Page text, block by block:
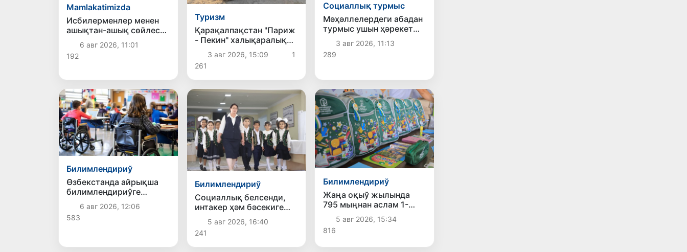
Mamlakatimizda
Исбилерменлер менен
ашықтан-ашық сөйлесиў
өткерилди
6 авг 2026, 11:01
192
Туризм
Қарақалпақстан "Париж
- Пекин" халықаралық
авторалли
қатнасыўшыларын
қабыллады
3 авг 2026, 15:09
1
261
Социаллық турмыс
Мәҳәллелердеги абадан
турмыс ушын ҳәрекет
даўам етпекте
3 авг 2026, 11:13
289
Билимлендириў
Өзбекстанда айрықша
билимлендириўге
мүтәжлиги болған
балалар ушын инклюзив
билимлендириў
6 авг 2026, 12:06
583
Билимлендириў
Социаллық белсенди,
интакер ҳәм бәсекиге
шыдамлы: заманагөй
педагоглық өлшемлери
5 авг 2026, 16:40
241
Билимлендириў
Жаңа оқыў жылында
795 мыңнан аслам 1-
класс оқыўшыларына
"Президент саўғалары"
тапсырылады
5 авг 2026, 15:34
816